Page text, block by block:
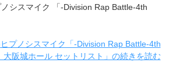
シスマイク 「-Division Rap Battle-4th
プノシスマイク「-Division Rap Battle-4th
大阪城ホール セットリスト」の続きを読む